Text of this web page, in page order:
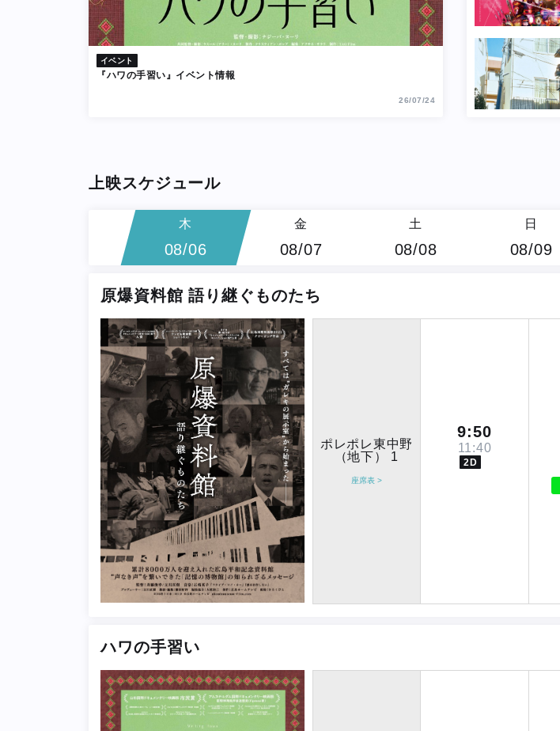
イベント
『ハワの手習い』イベント情報
26/07/24
上映スケジュール
木
08/06
金
08/07
土
08/08
日
08/09
原爆資料館 語り継ぐものたち
ポレポレ東中野
（地下） 1
座席表 >
9:50
11:40
2D
ハワの手習い